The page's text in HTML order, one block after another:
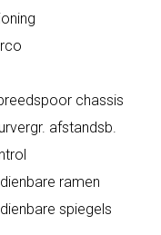
chassis
afstandsb.
ramen
spiegels